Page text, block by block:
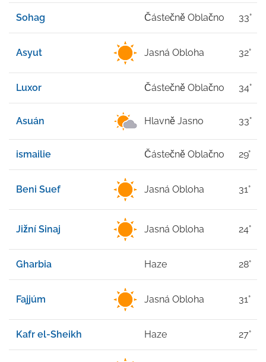
Sohag Částečně Oblačno 33°
Asyut Jasná Obloha 32°
Luxor Částečně Oblačno 34°
Asuán Hlavně Jasno 33°
ismailie Částečně Oblačno 29°
Beni Suef Jasná Obloha 31°
Jižní Sinaj Jasná Obloha 24°
Gharbia Haze 28°
Fajjúm Jasná Obloha 31°
Kafr el-Sheikh Haze 27°